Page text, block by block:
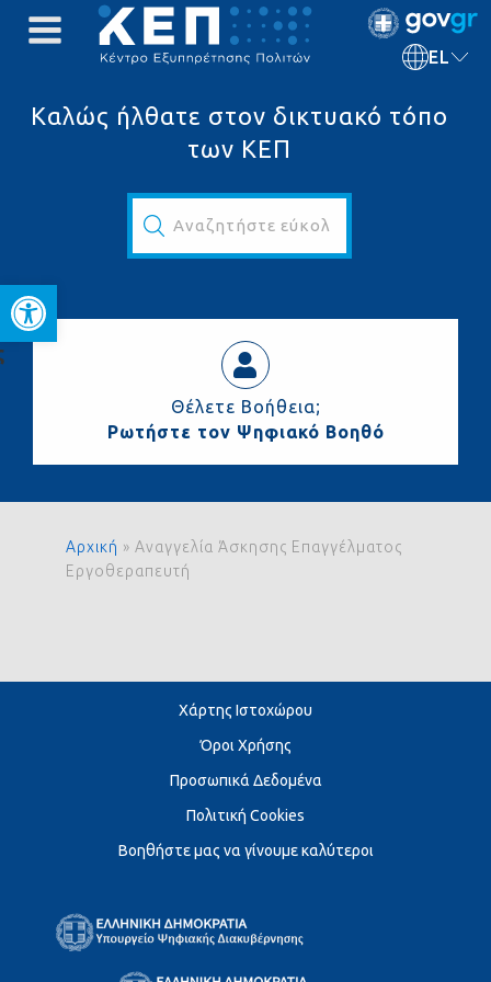
Ανοίξτε τη γραμμή
EL
Καλώς ήλθατε στον δικτυακό τόπο
των ΚΕΠ
Αναζητήστε εύκολα και γρήγορα...
Θέλετε Βοήθεια;
Ρωτήστε τον Ψηφιακό Βοηθό
Αρχική » Αναγγελία Άσκησης Επαγγέλματος
Εργοθεραπευτή
Χάρτης Ιστοχώρου
Όροι Χρήσης
Προσωπικά Δεδομένα
Πολιτική Cookies
Βοηθήστε μας να γίνουμε καλύτεροι